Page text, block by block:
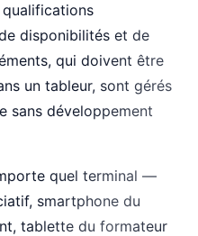
disponibilités et de
qui doivent être
un tableur, sont gérés
sans développement
quel terminal —
smartphone du
tablette du formateur